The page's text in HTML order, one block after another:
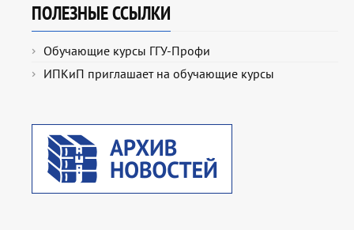
ПОЛЕЗНЫЕ ССЫЛКИ
Обучающие курсы ГГУ-Профи
ИПКиП приглашает на обучающие курсы